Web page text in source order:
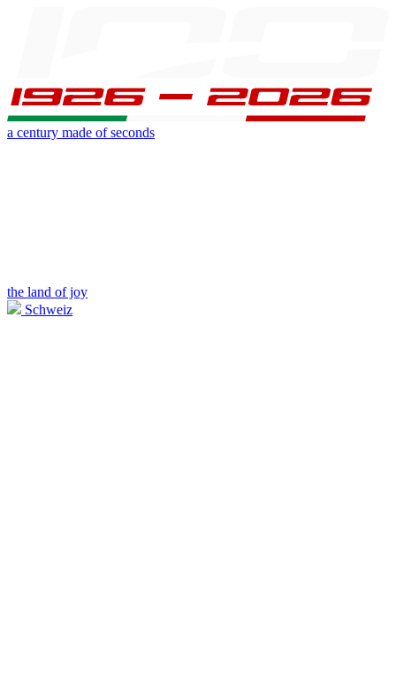
a century made of seconds
the land of joy
Schweiz